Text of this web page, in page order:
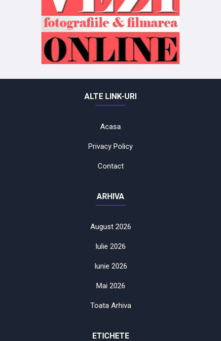
ALTE LINK-URI
Acasa
Privacy Policy
Contact
ARHIVA
August 2026
Iulie 2026
Iunie 2026
Mai 2026
Toata Arhiva
ETICHETE